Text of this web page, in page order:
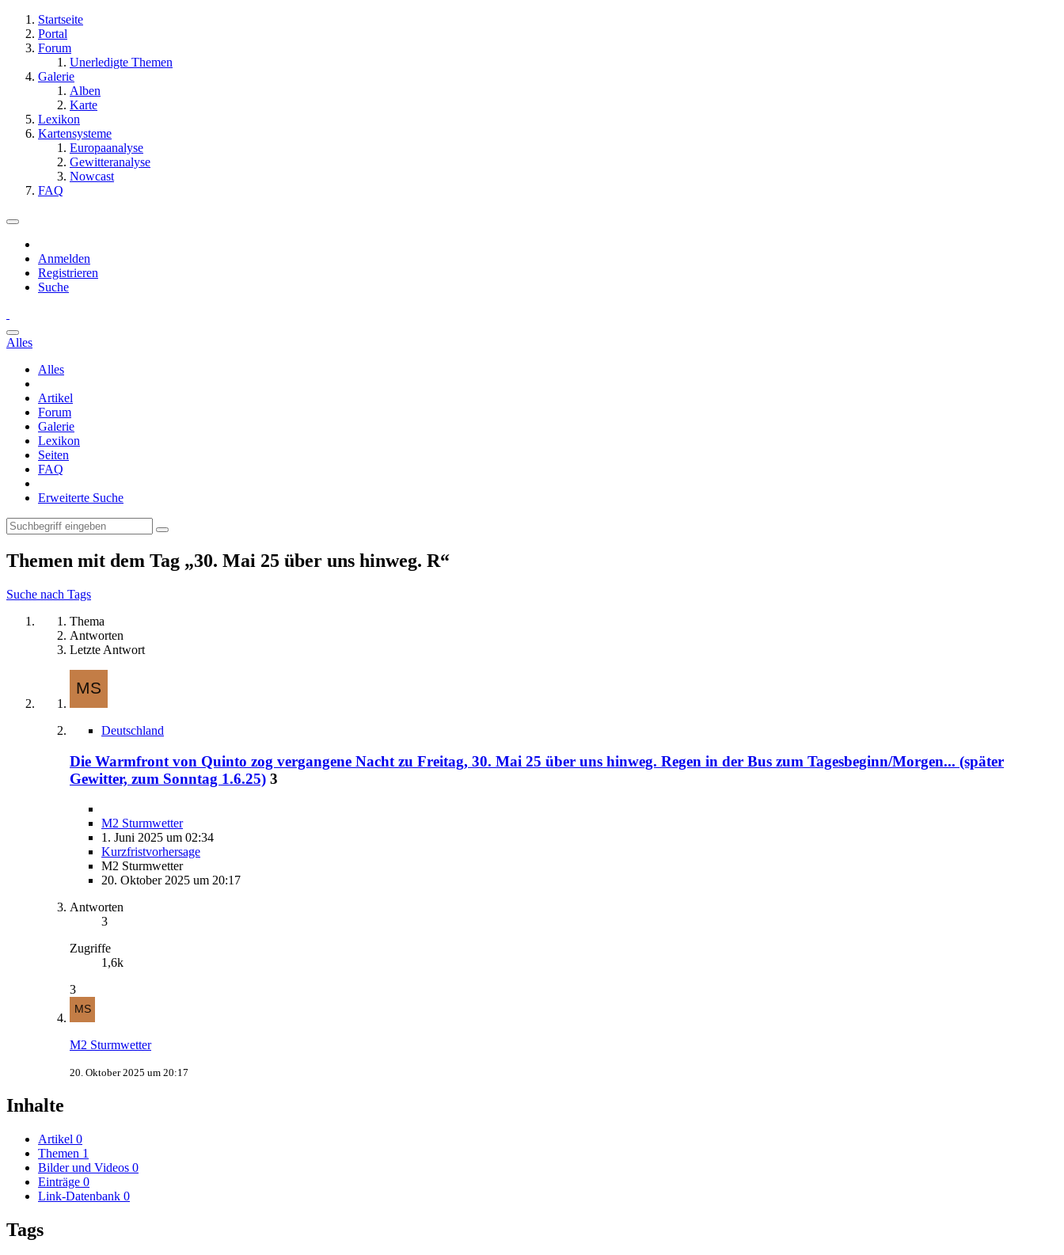
Startseite
Portal
Forum
Unerledigte Themen
Galerie
Alben
Karte
Lexikon
Kartensysteme
Europaanalyse
Gewitteranalyse
Nowcast
FAQ
Anmelden
Registrieren
Suche
Alles
Alles
Artikel
Forum
Galerie
Lexikon
Seiten
FAQ
Erweiterte Suche
Themen mit dem Tag „30. Mai 25 über uns hinweg. R“
Suche nach Tags
Thema
Antworten
Letzte Antwort
Deutschland
Die Warmfront von Quinto zog vergangene Nacht zu Freitag, 30. Mai 25 über uns hinweg. Regen in der Bus zum Tagesbeginn/Morgen... (später
Gewitter, zum Sonntag 1.6.25) 3
M2 Sturmwetter
1. Juni 2025 um 02:34
Kurzfristvorhersage
M2 Sturmwetter
20. Oktober 2025 um 20:17
Antworten
3
Zugriffe
1,6k
3
M2 Sturmwetter
20. Oktober 2025 um 20:17
Inhalte
Artikel 0
Themen 1
Bilder und Videos 0
Einträge 0
Link-Datenbank 0
Tags